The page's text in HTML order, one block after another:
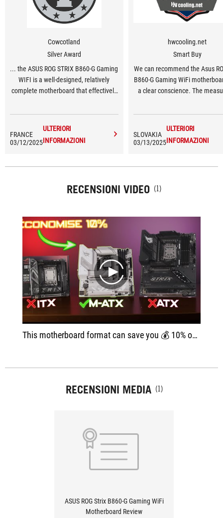
Cowcotland
Silver Award
... the ASUS ROG STRIX B860-G Gaming
WIFI is a well-designed, relatively
complete motherboard that effectively
FRANCE
03/12/2025
ULTERIORI
INFORMAZIONI
hwcooling.net
Smart Buy
We can recommend the Asus
B860-G Gaming WiFi
a clear conscience. The
equipment is rich
whether it's a larger number
slots, a number of USB ports
SLOVAKIA
03/13/2025
ULTERIORI
INFORMAZIONI
RECENSIONI VIDEO (1)
play
This motherboard format can save you 💰 10% on your PC! - ATX vs mATX vs ITX
RECENSIONI MEDIA (1)
ASUS ROG Strix B860-G Gaming WiFi
Motherboard Review